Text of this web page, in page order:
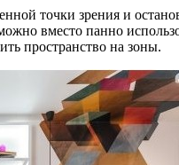
точки зрения и
вместо панно
пространство на зоны.